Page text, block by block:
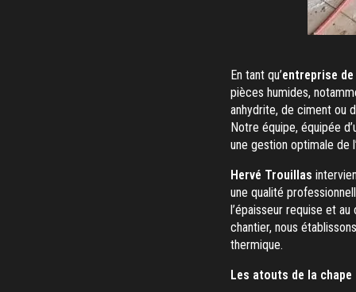
En tant qu’entreprise de
pièces humides,
anhydrite, de ciment ou
Notre équipe, équipée
une gestion optimale de
Hervé Trouillas
une qualité
l’épaisseur requise et
chantier, nous
thermique.
Les atouts de la